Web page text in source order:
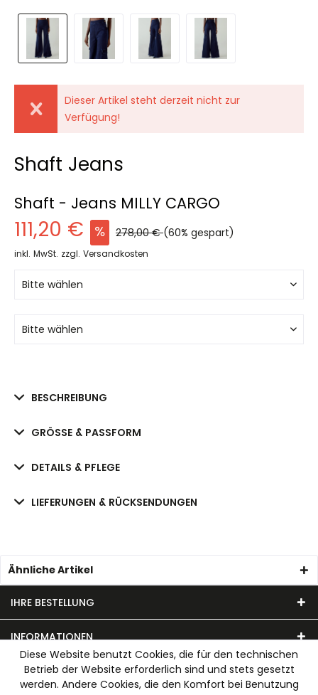
Dieser Artikel steht derzeit nicht zur
Verfügung!
Shaft Jeans
Shaft - Jeans MILLY CARGO
111,20 € 278,00 €(60% gespart)
inkl. MwSt. zzgl. Versandkosten
BESCHREIBUNG
GRÖSSE & PASSFORM
DETAILS & PFLEGE
LIEFERUNGEN & RÜCKSENDUNGEN
Ähnliche Artikel
IHRE BESTELLUNG
INFORMATIONEN
UNSER MODEHAUS
Diese Website benutzt Cookies, die für den technischen
Betrieb der Website erforderlich sind und stets gesetzt
werden. Andere Cookies, die den Komfort bei Benutzung